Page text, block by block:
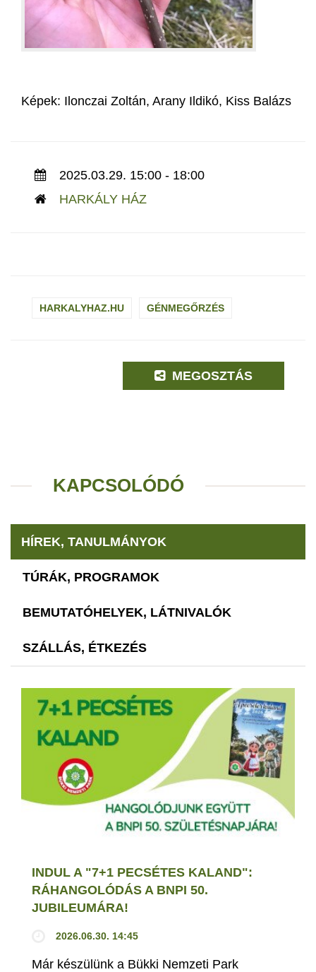
Képek: Ilonczai Zoltán, Arany Ildikó, Kiss Balázs
2025.03.29. 15:00 - 18:00
HARKÁLY HÁZ
HARKALYHAZ.HU GÉNMEGŐRZÉS
MEGOSZTÁS
KAPCSOLÓDÓ
HÍREK, TANULMÁNYOK
TÚRÁK, PROGRAMOK
BEMUTATÓHELYEK, LÁTNIVALÓK
SZÁLLÁS, ÉTKEZÉS
INDUL A "7+1 PECSÉTES KALAND":
RÁHANGOLÓDÁS A BNPI 50.
JUBILEUMÁRA!
2026.06.30. 14:45
Már készülünk a Bükki Nemzeti Park